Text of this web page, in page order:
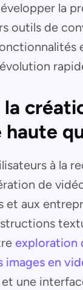
la
outils de
haute
à la
de
et aux
exploration
en
une